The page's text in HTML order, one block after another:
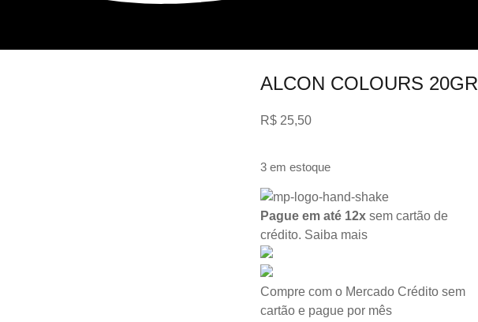
ALCON COLOURS 20GR
R$ 25,50
3 em estoque
Pague em até 12x sem cartão de
crédito. Saiba mais
Compre com o Mercado Crédito sem
cartão e pague por mês